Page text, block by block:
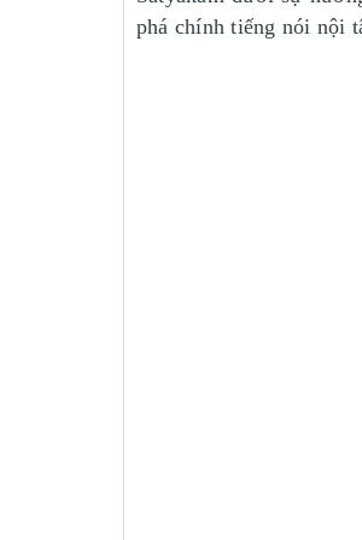
phá chính tiếng nói nội